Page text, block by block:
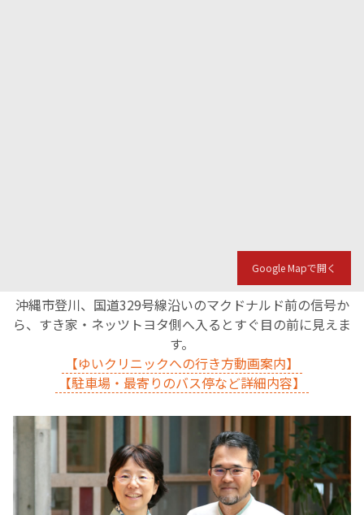
Google Mapで開く
沖縄市登川、国道329号線沿いのマクドナルド前の信号か
ら、すき家・ネッツトヨタ側へ入るとすぐ目の前に見えま
す。
【ゆいクリニックへの行き方動画案内】
【駐車場・最寄りのバス停など詳細内容】